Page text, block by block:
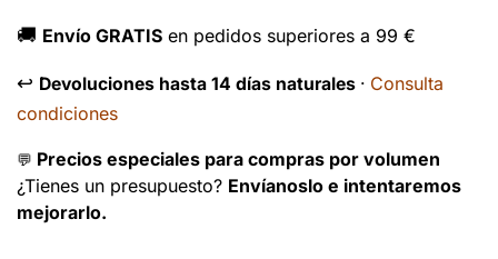
🚚 Envío GRATIS en pedidos superiores a 99 €
↩️ Devoluciones hasta 14 días naturales · Consulta
condiciones
💬 Precios especiales para compras por volumen
¿Tienes un presupuesto? Envíanoslo e intentaremos
mejorarlo.